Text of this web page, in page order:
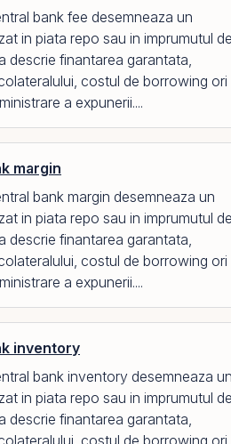
bank fee desemneaza un
in piata repo sau in imprumutul de
descrie finantarea garantata,
costul de borrowing ori
a expunerii....
margin
bank margin desemneaza un
in piata repo sau in imprumutul de
descrie finantarea garantata,
costul de borrowing ori
a expunerii....
inventory
bank inventory desemneaza un
in piata repo sau in imprumutul de
descrie finantarea garantata,
costul de borrowing ori